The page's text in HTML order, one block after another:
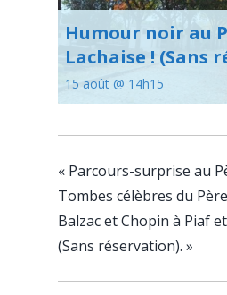
Humour noir au
Lachaise ! (Sans
15 août @ 14h15
« Parcours-surprise au
Tombes célèbres du
Balzac et Chopin à Piaf
(Sans réservation). »